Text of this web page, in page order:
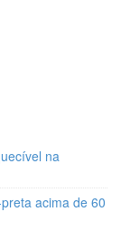
na
acima de 60